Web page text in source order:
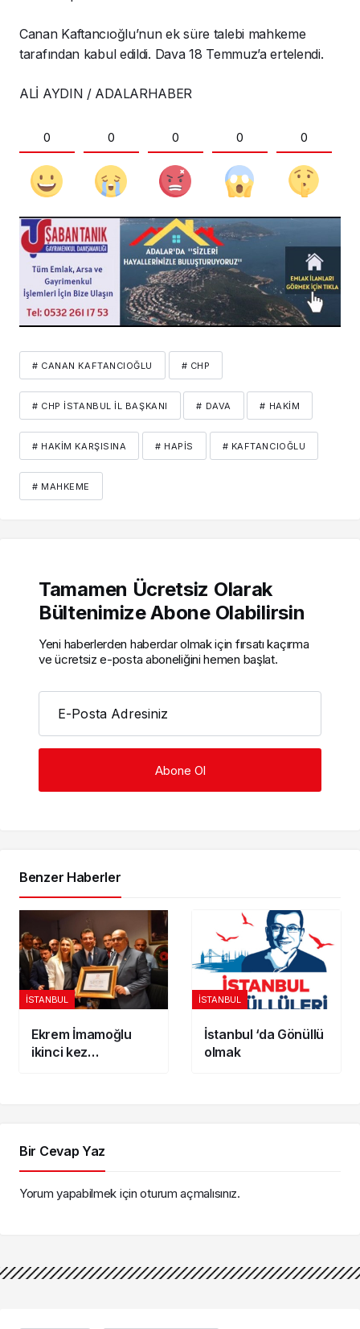
Canan Kaftancıoğlu’nun ek süre talebi mahkeme
tarafından kabul edildi. Dava 18 Temmuz’a ertelendi.
ALİ AYDIN / ADALARHABER
0 0 0 0 0
# CANAN KAFTANCIOĞLU # CHP
# CHP İSTANBUL İL BAŞKANI # DAVA # HAKIM
# HAKIM KARŞISINA # HAPIS # KAFTANCIOĞLU
# MAHKEME
Tamamen Ücretsiz Olarak
Bültenimize Abone Olabilirsin
Yeni haberlerden haberdar olmak için fırsatı kaçırma
ve ücretsiz e-posta aboneliğini hemen başlat.
E-Posta Adresiniz
Benzer Haberler
İSTANBUL
Ekrem İmamoğlu
ikinci kez
İSTANBUL
İstanbul ‘da Gönüllü
olmak
Bir Cevap Yaz
Yorum yapabilmek içinoturum açmalısınız.